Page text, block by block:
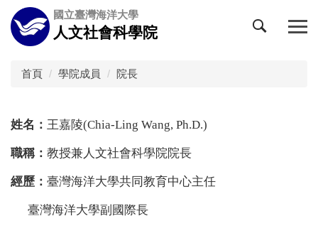
跳
到
主
國立臺灣海洋大學
人文社會科學院
首頁 學院成員 院長
姓名： 王嘉陵(Chia-Ling Wang, Ph.D.)
職稱： 教授兼人文社會科學院院長
經歷： 臺灣海洋大學共同教育中心主任
臺灣海洋大學副國際長